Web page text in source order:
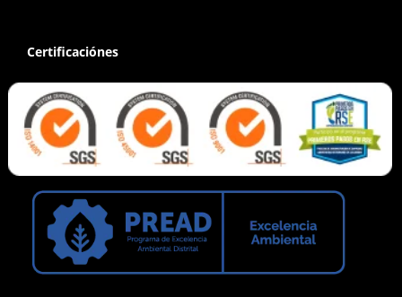
Certificaciónes